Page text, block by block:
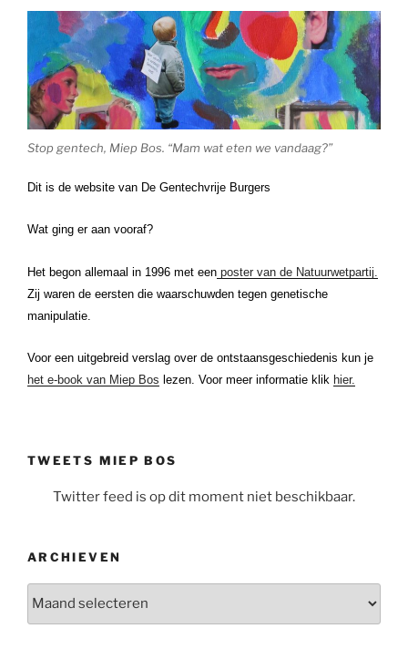
Stop gentech, Miep Bos. “Mam wat eten we vandaag?”
Dit is de website van De Gentechvrije Burgers
Wat ging er aan vooraf?
Het begon allemaal in 1996 met een poster van de Natuurwetpartij.
Zij waren de eersten die waarschuwden tegen genetische
manipulatie.
Voor een uitgebreid verslag over de ontstaansgeschiedenis kun je
het e-book van Miep Bos lezen. Voor meer informatie klik hier.
TWEETS MIEP BOS
Twitter feed is op dit moment niet beschikbaar.
ARCHIEVEN